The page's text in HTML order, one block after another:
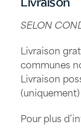
SELON
Livraison
communes
Livraison
Pour plus